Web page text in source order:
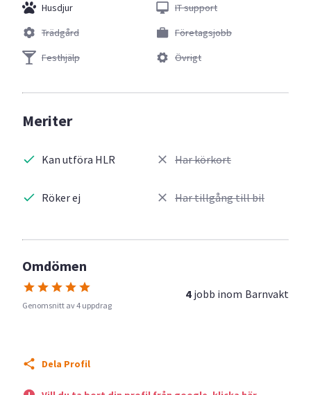
Husdjur
Trädgård
Festhjälp
IT support
Företagsjobb
Övrigt
Meriter
Kan utföra HLR
Röker ej
Har körkort
Har tillgång till bil
Omdömen
Genomsnitt av 4 uppdrag
4 jobb inom Barnvakt
Dela Profil